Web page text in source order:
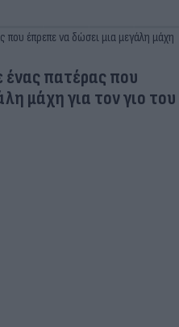
ένας πατέρας που
μάχη για τον γιο του